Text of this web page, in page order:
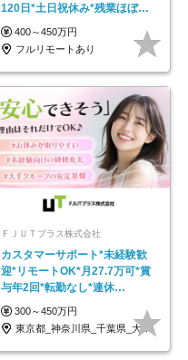
120日*土日祝休み*残業ほぼな
し*育児中社員8割以上
400～450万円
フルリモートあり
ＦＪＵＴプラス株式会社
カスタマーサポート*未経験歓
迎*リモートOK*月27.7万可*賞
与年2回*転勤なし*連休
OK/ZE010232
300～450万円
東京都_神奈川県_千葉県_大阪府_愛知県…